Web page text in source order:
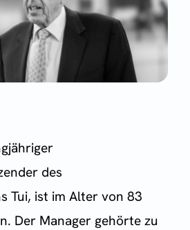
des
Tui, ist im Alter von 83
Der Manager gehörte zu